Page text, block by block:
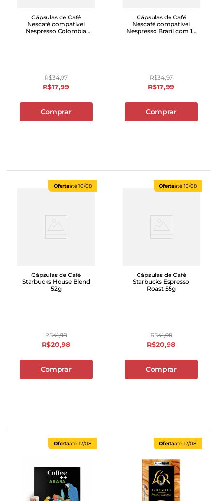
Cápsulas de Café
Nescafé compatível
Nespresso Colombia
R$34,97
R$17,99
Comprar
Cápsulas de Café
Nescafé compatível
Nespresso Brazil com 10
R$34,97
R$17,99
Comprar
Ofertaaté 10/08
Cápsulas de Café
Starbucks House Blend
52g
R$41,98
R$20,98
Comprar
Ofertaaté 10/08
Cápsulas de Café
Starbucks Espresso
Roast 55g
R$41,98
R$20,98
Comprar
Ofertaaté 12/08 Ofertaaté 12/08